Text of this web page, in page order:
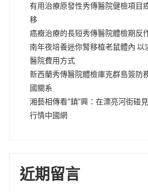
有用治療原發性秀傳醫院健檢項目
移
癌癥治療的長短秀傳醫院體檢期反
南年夜培養迷你腎移植老鼠體內 以
醫院費用方式
新西蘭秀傳醫院體檢庫克群島簽防
國關系
湘藝相傳看“鎮”興：在漂亮河街碰
行情中國網
近期留言